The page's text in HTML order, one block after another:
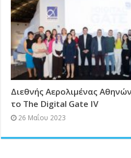
Διεθνής Αερολιμένας
το The Digital Gate IV
26 Μαΐου 2023